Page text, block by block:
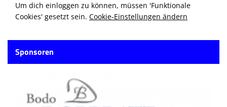
Um dich einloggen zu können, müssen 'Funktionale
Cookies' gesetzt sein. Cookie-Einstellungen ändern
Sponsoren